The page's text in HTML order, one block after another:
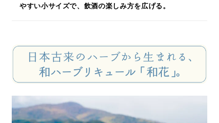
やすい小サイズで、飲酒の楽しみ方を広げる。